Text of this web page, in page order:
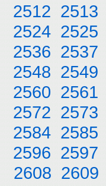
2512 2513
2524 2525
2536 2537
2548 2549
2560 2561
2572 2573
2584 2585
2596 2597
2608 2609